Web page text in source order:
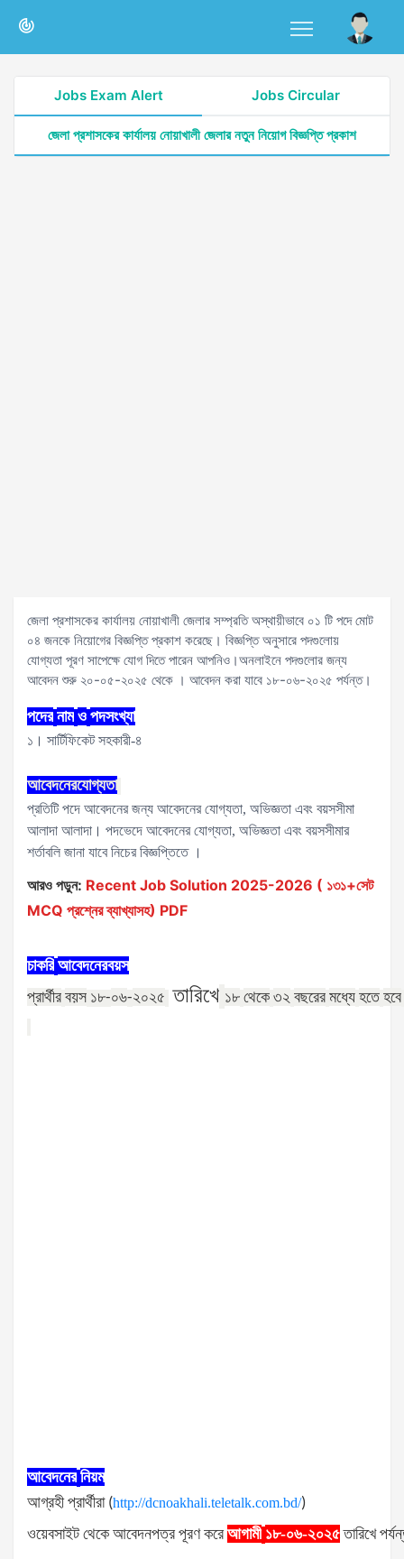
Jobs Exam Alert Jobs Circular
জেলা প্রশাসকের কার্যালয় নোয়াখালী জেলার নতুন নিয়োগ বিজ্ঞপ্তি প্রকাশ
জেলা প্রশাসকের কার্যালয় নোয়াখালী জেলার সম্প্রতি অস্থায়ীভাবে ০১ টি পদে মোট
০৪ জনকে নিয়োগের বিজ্ঞপ্তি প্রকাশ করেছে। বিজ্ঞপ্তি অনুসারে পদগুলোয়
যোগ্যতা পূরণ সাপেক্ষে যোগ দিতে পারেন আপনিও।অনলাইনে পদগুলোর জন্য
আবেদন শুরু ২০-০৫-২০২৫ থেকে । আবেদন করা যাবে ১৮-০৬-২০২৫ পর্যন্ত।
পদের নাম ও পদসংখ্যা
১। সার্টিফিকেট সহকারী-৪
আবেদনেরযোগ্যতা
প্রতিটি পদে আবেদনের জন্য আবেদনের যোগ্যতা, অভিজ্ঞতা এবং বয়সসীমা
আলাদা আলাদা। পদভেদে আবেদনের যোগ্যতা, অভিজ্ঞতা এবং বয়সসীমার
শর্তাবলি জানা যাবে নিচের বিজ্ঞপ্তিতে ।
আরও পড়ুন: Recent Job Solution 2025-2026 ( ১৩১+সেট
MCQ প্রশ্নের ব্যাখ্যাসহ) PDF
চাকরি আবেদনেরবয়স
প্রার্থীর বয়স ১৮-০৬-২০২৫ তারিখে ১৮ থেকে ৩২ বছরের মধ্যে হতে হবে
আবেদনের নিয়ম
আগ্রহী প্রার্থীরা(http://dcnoakhali.teletalk.com.bd/)
ওয়েবসাইট থেকে আবেদনপত্র পূরণ করে আগামী ১৮-০৬-২০২৫ তারিখে